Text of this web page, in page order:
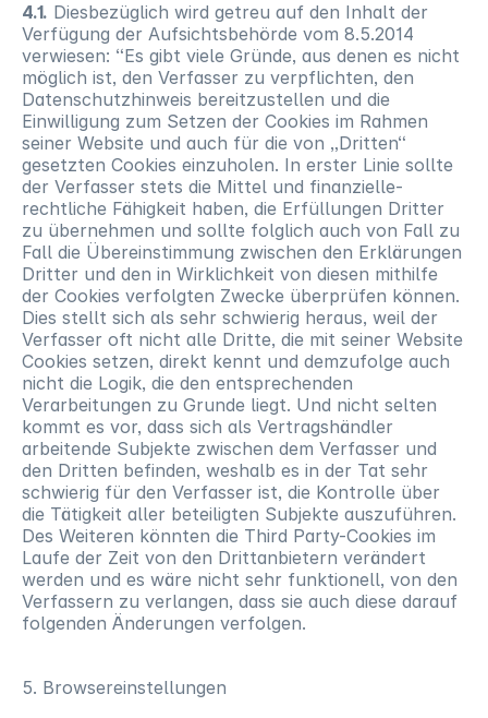
4.1. Diesbezüglich wird getreu auf den Inhalt der
Verfügung der Aufsichtsbehörde vom 8.5.2014
verwiesen: “Es gibt viele Gründe, aus denen es nicht
möglich ist, den Verfasser zu verpflichten, den
Datenschutzhinweis bereitzustellen und die
Einwilligung zum Setzen der Cookies im Rahmen
seiner Website und auch für die von „Dritten“
gesetzten Cookies einzuholen. In erster Linie sollte
der Verfasser stets die Mittel und finanzielle-
rechtliche Fähigkeit haben, die Erfüllungen Dritter
zu übernehmen und sollte folglich auch von Fall zu
Fall die Übereinstimmung zwischen den Erklärungen
Dritter und den in Wirklichkeit von diesen mithilfe
der Cookies verfolgten Zwecke überprüfen können.
Dies stellt sich als sehr schwierig heraus, weil der
Verfasser oft nicht alle Dritte, die mit seiner Website
Cookies setzen, direkt kennt und demzufolge auch
nicht die Logik, die den entsprechenden
Verarbeitungen zu Grunde liegt. Und nicht selten
kommt es vor, dass sich als Vertragshändler
arbeitende Subjekte zwischen dem Verfasser und
den Dritten befinden, weshalb es in der Tat sehr
schwierig für den Verfasser ist, die Kontrolle über
die Tätigkeit aller beteiligten Subjekte auszuführen.
Des Weiteren könnten die Third Party-Cookies im
Laufe der Zeit von den Drittanbietern verändert
werden und es wäre nicht sehr funktionell, von den
Verfassern zu verlangen, dass sie auch diese darauf
folgenden Änderungen verfolgen.
5. Browsereinstellungen